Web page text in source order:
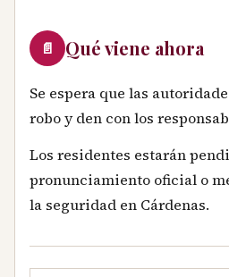
📄 Qué viene ahora
Se espera que las
robo y den con los
Los residentes estarán
pronunciamiento oficial o
la seguridad en Cárdenas.